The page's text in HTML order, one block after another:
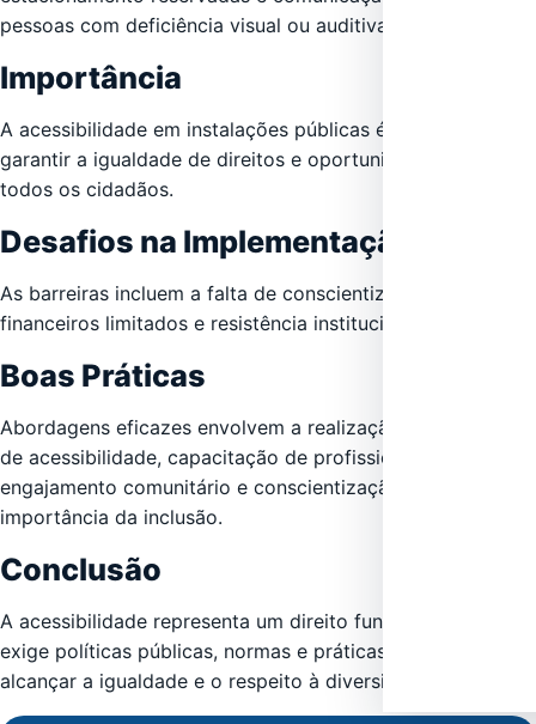
pessoas com deficiência visual ou auditiva.
Importância
A acessibilidade em instalações públicas é essencial para
garantir a igualdade de direitos e oportunidades para
todos os cidadãos.
Desafios na Implementação
As barreiras incluem a falta de conscientização, recursos
financeiros limitados e resistência institucional.
Boas Práticas
Abordagens eficazes envolvem a realização de avaliações
de acessibilidade, capacitação de profissionais,
engajamento comunitário e conscientização sobre a
importância da inclusão.
Conclusão
A acessibilidade representa um direito fundamental que
exige políticas públicas, normas e práticas inclusivas para
alcançar a igualdade e o respeito à diversidade.